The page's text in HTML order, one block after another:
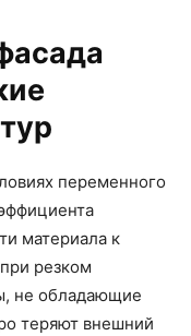
переменного
материала к
резком
не обладающие
теряют внешний